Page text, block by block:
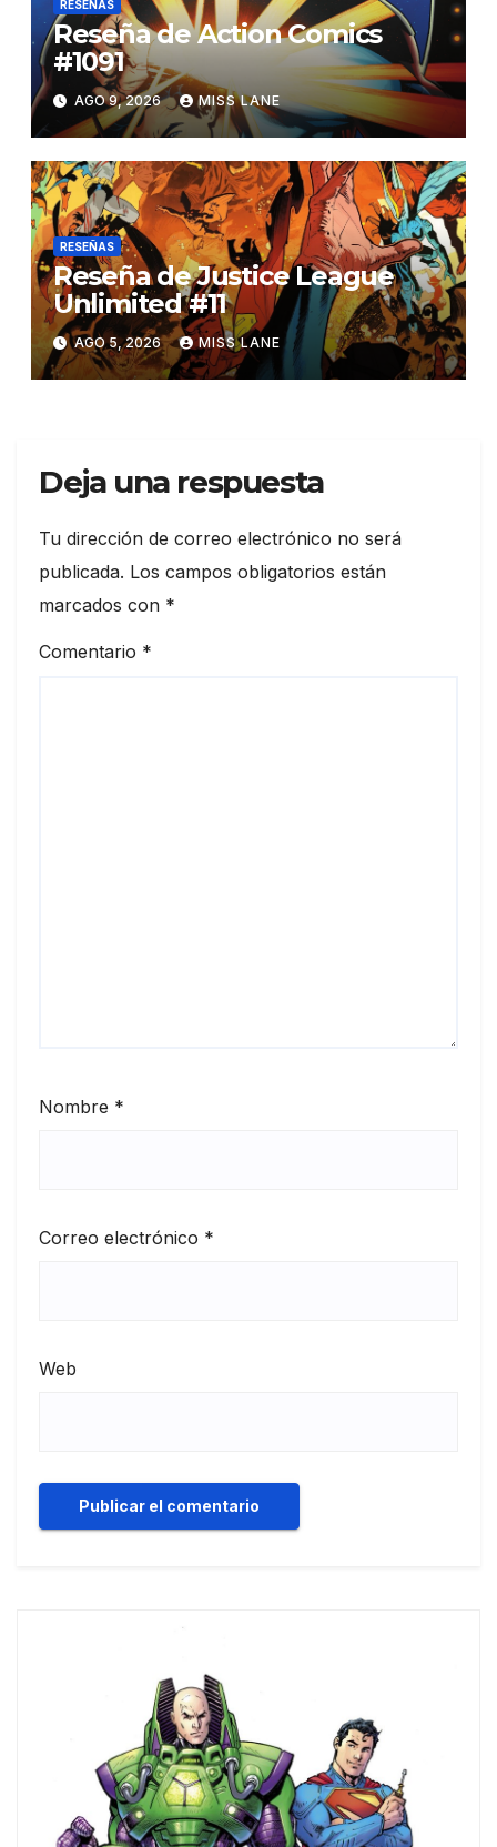
RESEÑAS
Reseña de Action Comics
#1091
AGO 9, 2026 MISS LANE
RESEÑAS
Reseña de Justice League
Unlimited #11
AGO 5, 2026 MISS LANE
Deja una respuesta
Tu dirección de correo electrónico no será
publicada. Los campos obligatorios están
marcados con *
Comentario *
Nombre *
Correo electrónico *
Web